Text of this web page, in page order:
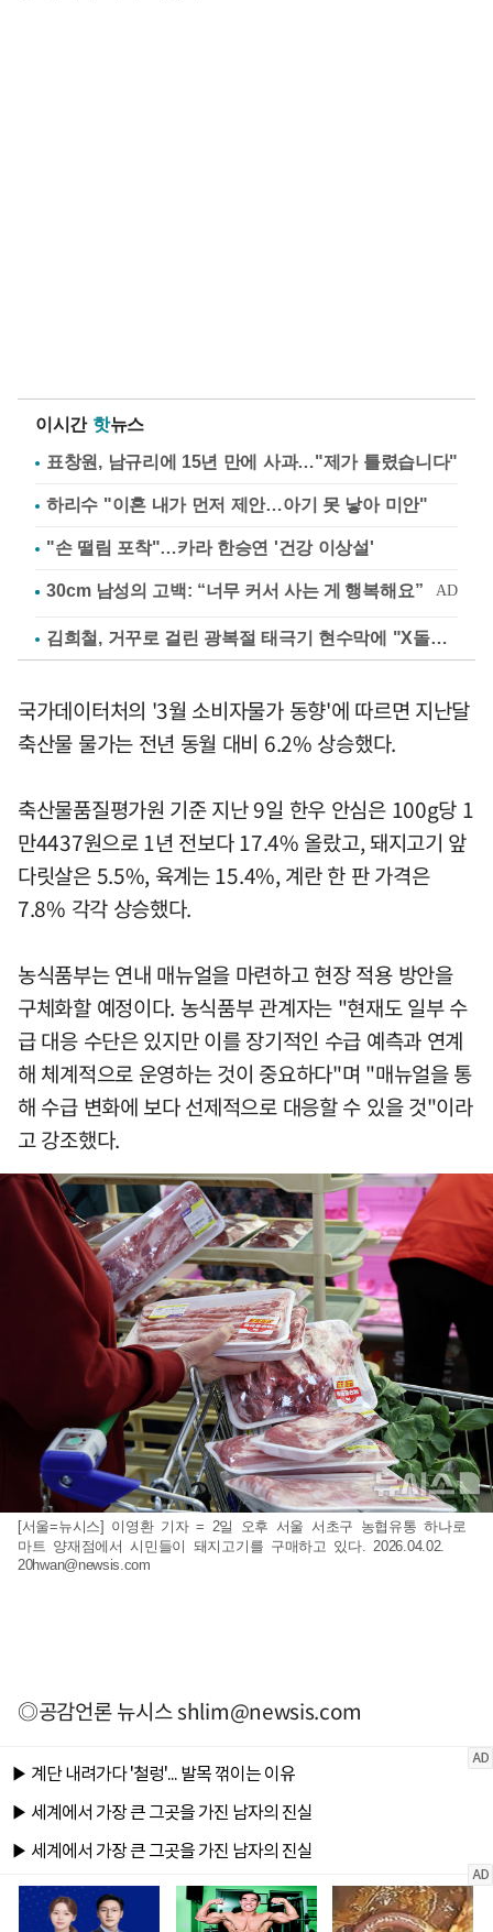
이시간 핫뉴스
표창원, 남규리에 15년 만에 사과…"제가 틀렸습니다"
하리수 "이혼 내가 먼저 제안…아기 못 낳아 미안"
"손 떨림 포착"…카라 한승연 '건강 이상설'
김희철, 거꾸로 걸린 광복절 태극기 현수막에 "X돌았네"
국가데이터처의 '3월 소비자물가 동향'에 따르면 지난달
축산물 물가는 전년 동월 대비 6.2% 상승했다.
축산물품질평가원 기준 지난 9일 한우 안심은 100g당 1
만4437원으로 1년 전보다 17.4% 올랐고, 돼지고기 앞
다릿살은 5.5%, 육계는 15.4%, 계란 한 판 가격은
7.8% 각각 상승했다.
농식품부는 연내 매뉴얼을 마련하고 현장 적용 방안을
구체화할 예정이다. 농식품부 관계자는 "현재도 일부 수
급 대응 수단은 있지만 이를 장기적인 수급 예측과 연계
해 체계적으로 운영하는 것이 중요하다"며 "매뉴얼을 통
해 수급 변화에 보다 선제적으로 대응할 수 있을 것"이라
고 강조했다.
[서울=뉴시스] 이영환 기자 = 2일 오후 서울 서초구 농협유통 하나로
마트 양재점에서 시민들이 돼지고기를 구매하고 있다. 2026.04.02.
20hwan@newsis.com
◎공감언론 뉴시스shlim@newsis.com